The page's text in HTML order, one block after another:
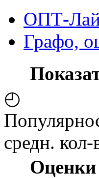
ОПТ-
Графо,
◴
средн. кол-